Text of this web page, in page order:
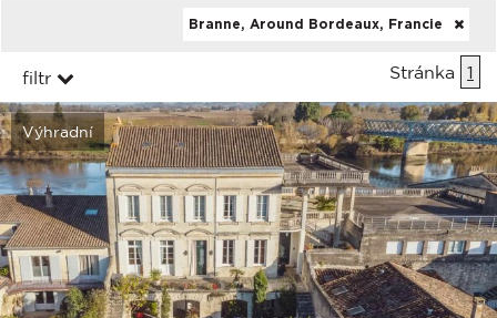
Branne, Around Bordeaux, Francie
filtr Stránka 1
Výhradní